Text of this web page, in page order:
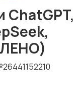
ChatGPT,